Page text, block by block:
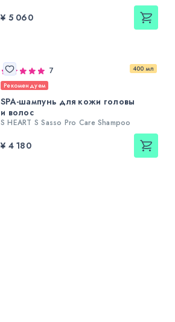
¥ 5 060
400 мл
7
Рекомендуем
SPA-шампунь для кожи головы
и волос
S HEART S Sasso Pro Care Shampoo
¥ 4 180